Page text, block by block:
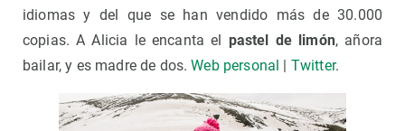
idiomas y del que se han vendido más de 30.000
copias. A Alicia le encanta el pastel de limón, añora
bailar, y es madre de dos.Web personal Twitter.